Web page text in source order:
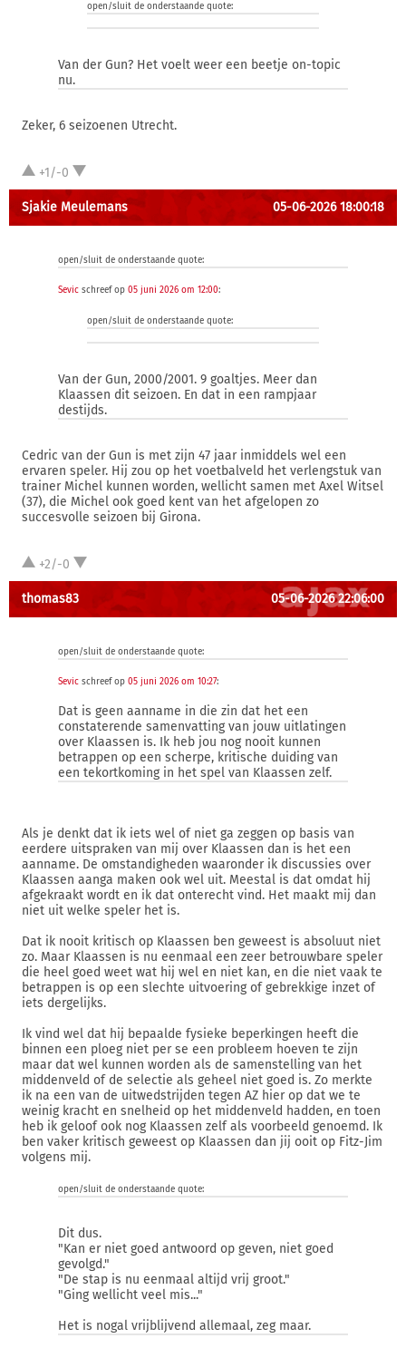
open/sluit de onderstaande quote:
Van der Gun? Het voelt weer een beetje on-topic
nu.
Zeker, 6 seizoenen Utrecht.
+1/-0
Sjakie Meulemans 05-06-2026 18:00:18
open/sluit de onderstaande quote:
Sevic schreef op 05 juni 2026 om 12:00:
open/sluit de onderstaande quote:
Van der Gun, 2000/2001. 9 goaltjes. Meer dan
Klaassen dit seizoen. En dat in een rampjaar
destijds.
Cedric van der Gun is met zijn 47 jaar inmiddels wel een
ervaren speler. Hij zou op het voetbalveld het verlengstuk van
trainer Michel kunnen worden, wellicht samen met Axel Witsel
(37), die Michel ook goed kent van het afgelopen zo
succesvolle seizoen bij Girona.
+2/-0
thomas83 05-06-2026 22:06:00
open/sluit de onderstaande quote:
Sevic schreef op 05 juni 2026 om 10:27:
Dat is geen aanname in die zin dat het een
constaterende samenvatting van jouw uitlatingen
over Klaassen is. Ik heb jou nog nooit kunnen
betrappen op een scherpe, kritische duiding van
een tekortkoming in het spel van Klaassen zelf.
Als je denkt dat ik iets wel of niet ga zeggen op basis van
eerdere uitspraken van mij over Klaassen dan is het een
aanname. De omstandigheden waaronder ik discussies over
Klaassen aanga maken ook wel uit. Meestal is dat omdat hij
afgekraakt wordt en ik dat onterecht vind. Het maakt mij dan
niet uit welke speler het is.
Dat ik nooit kritisch op Klaassen ben geweest is absoluut niet
zo. Maar Klaassen is nu eenmaal een zeer betrouwbare speler
die heel goed weet wat hij wel en niet kan, en die niet vaak te
betrappen is op een slechte uitvoering of gebrekkige inzet of
iets dergelijks.
Ik vind wel dat hij bepaalde fysieke beperkingen heeft die
binnen een ploeg niet per se een probleem hoeven te zijn
maar dat wel kunnen worden als de samenstelling van het
middenveld of de selectie als geheel niet goed is. Zo merkte
ik na een van de uitwedstrijden tegen AZ hier op dat we te
weinig kracht en snelheid op het middenveld hadden, en toen
heb ik geloof ook nog Klaassen zelf als voorbeeld genoemd. Ik
ben vaker kritisch geweest op Klaassen dan jij ooit op Fitz-Jim
volgens mij.
open/sluit de onderstaande quote:
Dit dus.
"Kan er niet goed antwoord op geven, niet goed
gevolgd."
"De stap is nu eenmaal altijd vrij groot."
"Ging wellicht veel mis..."
Het is nogal vrijblijvend allemaal, zeg maar.